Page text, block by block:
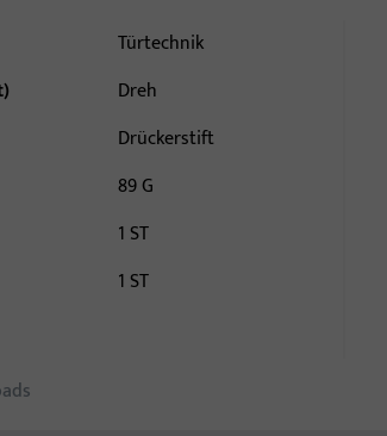
Türtechnik
Dreh
Drückerstift
89 G
1 ST
1 ST